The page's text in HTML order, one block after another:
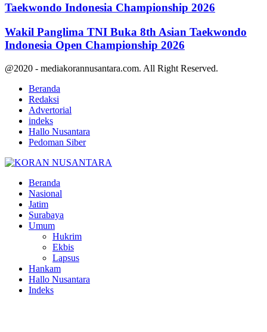
Taekwondo Indonesia Championship 2026
Wakil Panglima TNI Buka 8th Asian Taekwondo
Indonesia Open Championship 2026
@2020 - mediakorannusantara.com. All Right Reserved.
Beranda
Redaksi
Advertorial
indeks
Hallo Nusantara
Pedoman Siber
Beranda
Nasional
Jatim
Surabaya
Umum
Hukrim
Ekbis
Lapsus
Hankam
Hallo Nusantara
Indeks